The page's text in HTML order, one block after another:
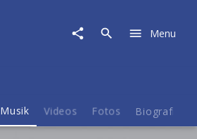
Menu
Musik Videos Fotos Biografie